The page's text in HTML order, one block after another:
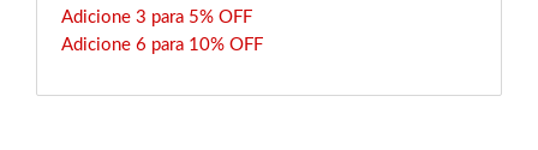
Adicione 3 para 5% OFF
Adicione 6 para 10% OFF